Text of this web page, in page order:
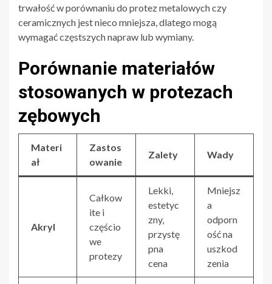
trwałość w porównaniu do protez metalowych czy
ceramicznych jest nieco mniejsza, dlatego mogą
wymagać częstszych napraw lub wymiany.
Porównanie materiałów
stosowanych w protezach
zębowych
Materi
ał
Zastos
owanie
Zalety Wady
Akryl
Całkow
ite i
częścio
we
protezy
Lekki,
estetyc
zny,
przystę
pna
cena
Mniejsz
a
odporn
ość na
uszkod
zenia